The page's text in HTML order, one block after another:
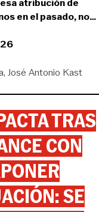
en el pasado, no…
José Antonio Kast
TRAS
CON
SE